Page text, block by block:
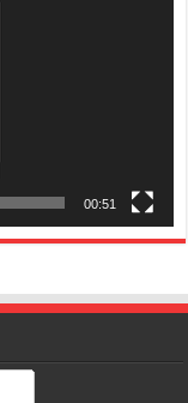
00:51